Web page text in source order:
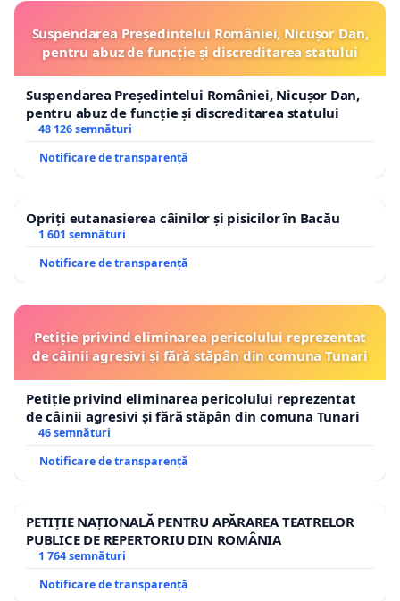
Suspendarea Președintelui României, Nicușor Dan,
pentru abuz de funcție și discreditarea statului
Suspendarea Președintelui României, Nicușor Dan,
pentru abuz de funcție și discreditarea statului
48 126 semnături
Notificare de transparență
Opriți eutanasierea câinilor și pisicilor în Bacău
1 601 semnături
Notificare de transparență
Petiție privind eliminarea pericolului reprezentat
de câinii agresivi și fără stăpân din comuna Tunari
Petiție privind eliminarea pericolului reprezentat
de câinii agresivi și fără stăpân din comuna Tunari
46 semnături
Notificare de transparență
PETIȚIE NAȚIONALĂ PENTRU APĂRAREA TEATRELOR
PUBLICE DE REPERTORIU DIN ROMÂNIA
1 764 semnături
Notificare de transparență